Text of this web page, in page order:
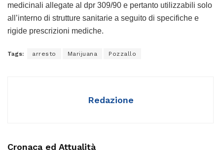
medicinali allegate al dpr 309/90 e pertanto utilizzabili solo
all’interno di strutture sanitarie a seguito di specifiche e
rigide prescrizioni mediche.
Tags: arresto Marijuana Pozzallo
Redazione
Cronaca ed Attualità